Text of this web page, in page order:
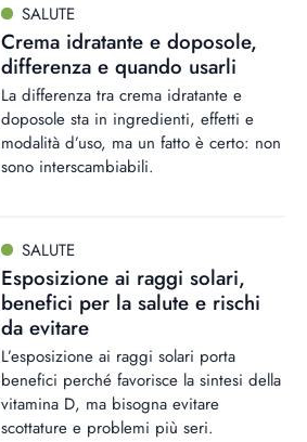
SALUTE
Crema idratante e doposole,
differenza e quando usarli
La differenza tra crema idratante e
doposole sta in ingredienti, effetti e
modalità d’uso, ma un fatto è certo: non
sono interscambiabili.
SALUTE
Esposizione ai raggi solari,
benefici per la salute e rischi
da evitare
L’esposizione ai raggi solari porta
benefici perché favorisce la sintesi della
vitamina D, ma bisogna evitare
scottature e problemi più seri.